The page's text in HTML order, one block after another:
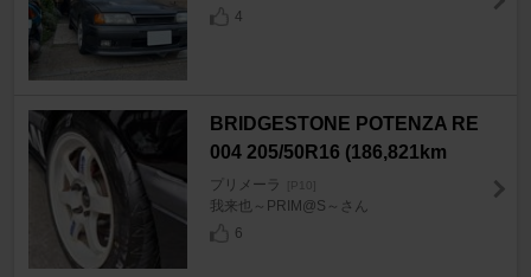
4
BRIDGESTONE POTENZA RE
004 205/50R16 (186,821km
プリメーラ [P10]
我来也～PRIM@S～さん
6